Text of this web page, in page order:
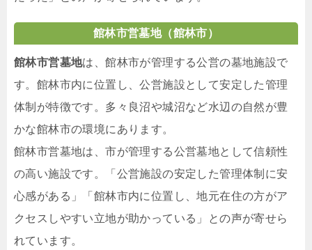
館林市営墓地（館林市）
館林市営墓地は、館林市が管理する公営の墓地施設で
す。館林市内に位置し、公営施設として安定した管理
体制が特徴です。多々良沼や城沼など水辺の自然が豊
かな館林市の環境にあります。
館林市営墓地は、市が管理する公営墓地として信頼性
の高い施設です。「公営施設の安定した管理体制に安
心感がある」「館林市内に位置し、地元在住の方がア
クセスしやすい立地が助かっている」との声が寄せら
れています。